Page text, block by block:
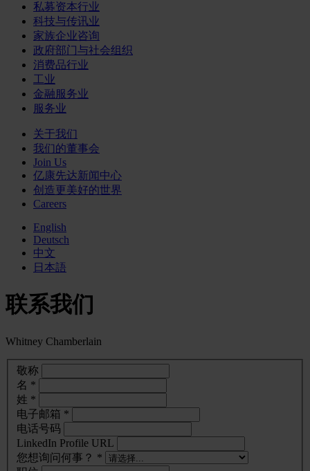
私募资本行业
科技与传讯业
家族企业咨询
政府部门与社会组织
消费品行业
工业
金融服务业
服务业
关于我们
我们的董事会
Join Us
亿康先达新闻中心
创造更美好的世界
Careers
English
Deutsch
中文
日本語
联系我们
Whitney Chamberlain
敬称
名 *
姓 *
电子邮箱 *
电话号码
LinkedIn Profile URL
您想询问何事？ *